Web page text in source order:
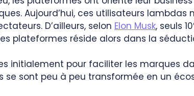
Aujourd’hui, ces utilisateurs lambdas
D’ailleurs, selon Elon Musk, seuls
plateformes réside alors dans la
initialement pour faciliter les marques
sont peu à peu transformée en un